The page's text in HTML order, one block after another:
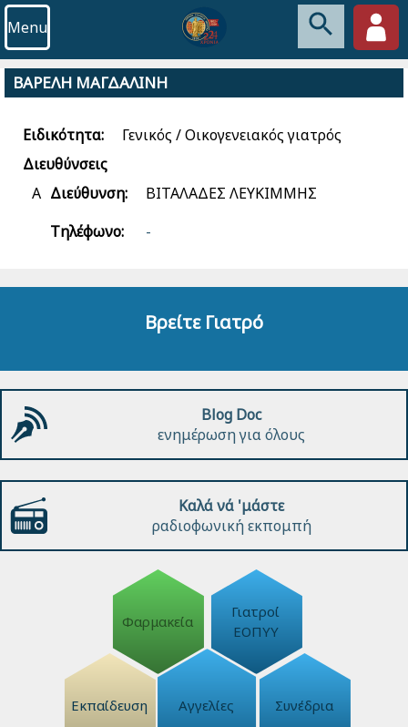
Menu
ΒΑΡΕΛΗ ΜΑΓΔΑΛΙΝΗ
Ειδικότητα:
Γενικός / Οικογενειακός γιατρός
Διευθύνσεις
Α Διεύθυνση:
ΒΙΤΑΛΑΔΕΣ ΛΕΥΚΙΜΜΗΣ
Τηλέφωνο:
-
Βρείτε Γιατρό
Blog Doc
ενημέρωση για όλους
Καλά νά 'μάστε
ραδιοφωνική εκπομπή
Φαρμακεία
Γιατροί
ΕΟΠΥΥ
Εκπαίδευση Αγγελίες Συνέδρια